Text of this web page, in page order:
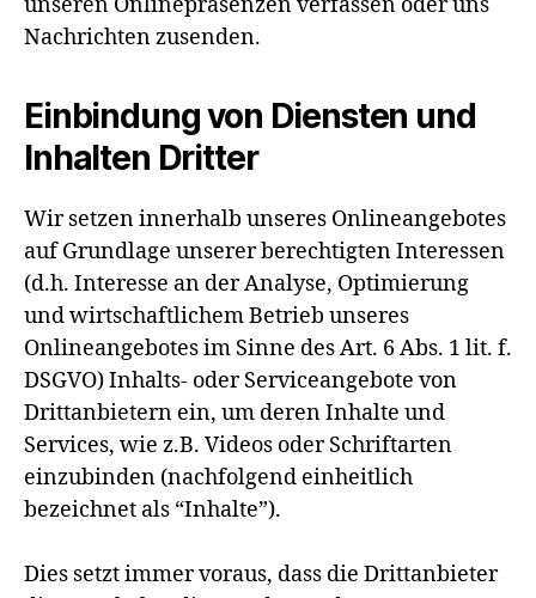
Nachrichten zusenden.
Einbindung von Diensten und
Inhalten Dritter
Wir setzen innerhalb unseres Onlineangebotes
auf Grundlage unserer berechtigten Interessen
(d.h. Interesse an der Analyse, Optimierung
und wirtschaftlichem Betrieb unseres
Onlineangebotes im Sinne des Art. 6 Abs. 1 lit. f.
DSGVO) Inhalts- oder Serviceangebote von
Drittanbietern ein, um deren Inhalte und
Services, wie z.B. Videos oder Schriftarten
einzubinden (nachfolgend einheitlich
bezeichnet als “Inhalte”).
Dies setzt immer voraus, dass die Drittanbieter